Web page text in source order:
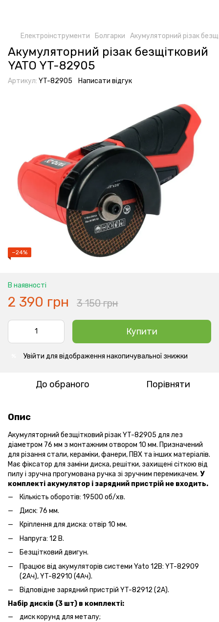
Електроінструменти Болгарки Акумуляторний різак
Акумуляторний різак безщітковий
YATO YT-82905
Артикул: YT-82905 Написати відгук
−24%
В наявності
2 390 грн 3 150 грн
Купити
Увійти для відображення накопичувальної знижки
До обраного Порівняти
Опис
Акумуляторний безщітковий різак YT-82905 для лез
діаметром 76 мм з монтажним отвором 10 мм. Призначений
для різання стали, кераміки, фанери, ПВХ та інших матеріалів.
Має фіксатор для заміни диска, решітки, захищені сіткою від
пилу і зручна прогумована ручка зі зручним перемикачем. У
комплекті акумулятор і зарядний пристрій не входить.
Кількість оборотів: 19500 об/хв.
Диск: 76 мм.
Кріплення для диска: отвір 10 мм.
Напруга: 12 В.
Безщітковий двигун.
Працює від акумуляторів системи Yato 12В: YT-82909
(2Ач), YT-82910 (4Ач).
Відповідне зарядний пристрій YT-82912 (2A).
Набір дисків (3 шт) в комплекті:
диск корунд для металу;